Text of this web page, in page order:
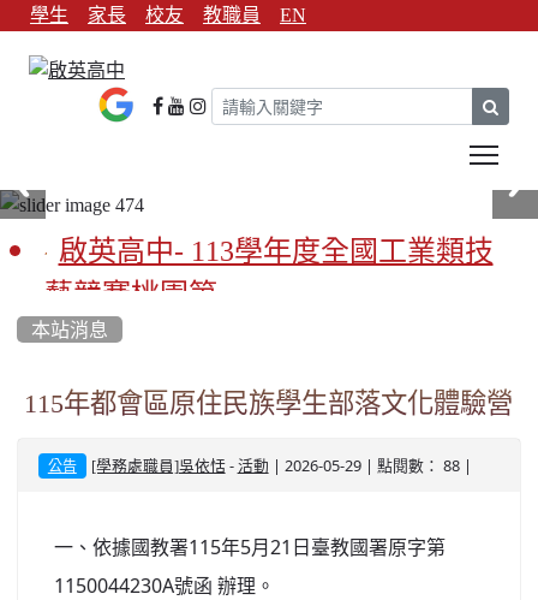
學生 家長 校友 教職員 EN
啟英高中- 113學年度全國工業類技
藝競賽桃園第一
啟英高中-113學年全國學生家事類技
藝競賽榮獲1支金手獎3支優勝
第一
餐飲管理科桃園第一、資料處理科
北台灣私校第一
本站消息
115年都會區原住民族學生部落文化體驗營
公告 [學務處職員]吳依恬- 活動 | 2026-05-29 | 點閱數： 88 |
一、依據國教署115年5月21日臺教國署原字第
1150044230A號函 辦理。